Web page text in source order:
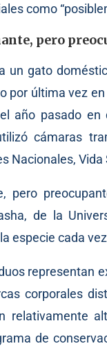
como
pero
un gato
por última vez
año pasado
cámaras
Nacionales,
pero
de la
especie cada vez
representan
corporales
relativamente
de